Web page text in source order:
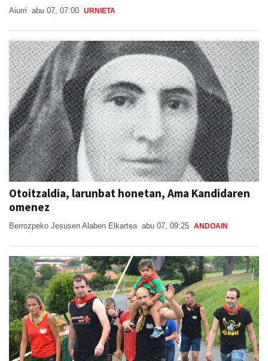
Aiurri abu 07, 07:00 URNIETA
Otoitzaldia, larunbat honetan, Ama Kandidaren
omenez
Berrozpeko Jesusen Alaben Elkartea abu 07, 09:25 ANDOAIN